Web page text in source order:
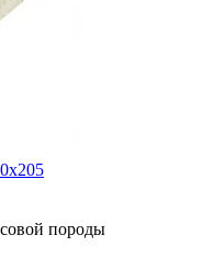
породы